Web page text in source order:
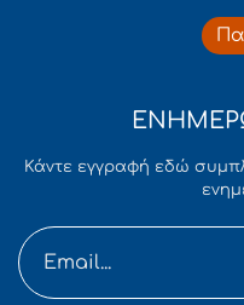
Κάντε εγγραφή εδώ